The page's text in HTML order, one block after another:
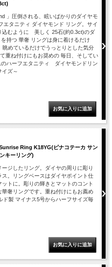
」圧倒される、眩いばかりのダイヤモ
エタニティ ダイヤモンド リング。サイ
込むように 美しく 25石(約0.3ct)のダ
持つ 華奢 リングは身に着けるだけ
めているだけでうっとりとした気分
重ね付けにもお奨めの 毎日、そしてい
ハーフエタニティ ダイヤモンドリン
イズ～
Ring K18YG(ピナコテーカ サン
キーリング)
ジしたリング。ダイヤの周りに彫り
ス。リングベースはダイヤポイント仕
ットに。彫りの輝きとマットのコント
華奢リングです。重ね付けにもお薦め
ド製 マイナス5号からハーフサイズ毎